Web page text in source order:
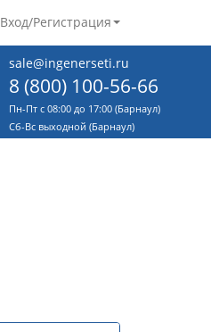
Вход/Регистрация
sale@ingenerseti.ru
8 (800) 100-56-66
Пн-Пт с 08:00 до 17:00 (Барнаул)
Cб-Вс выходной (Барнаул)